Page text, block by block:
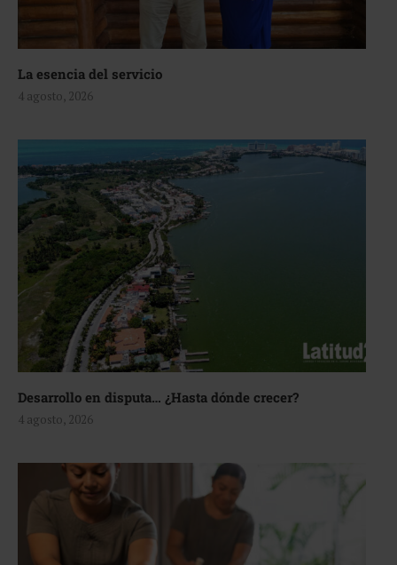
La esencia del servicio
4 agosto, 2026
Desarrollo en disputa… ¿Hasta dónde crecer?
4 agosto, 2026